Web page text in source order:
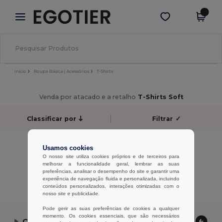
× App Egotier
Melhores preços na app!
Obter app
Início Roupa Básica | Acessórios T-Shirts
Venda por atacado e a retalho T-Shirts Soft
Classificar por Filtrar ✓
Sem resultados.
Sem resultados.
Exibindo Todos Os Produtos.
Usamos cookies
O nosso site utiliza cookies próprios e de terceiros para
melhorar a funcionalidade geral, lembrar as suas
preferências, analisar o desempenho do site e garantir uma
experiência de navegação fluida e personalizada, incluindo
conteúdos personalizados, interações otimizadas com o
nosso site e publicidade.
Pode gerir as suas preferências de cookies a qualquer
momento. Os cookies essenciais, que são necessários